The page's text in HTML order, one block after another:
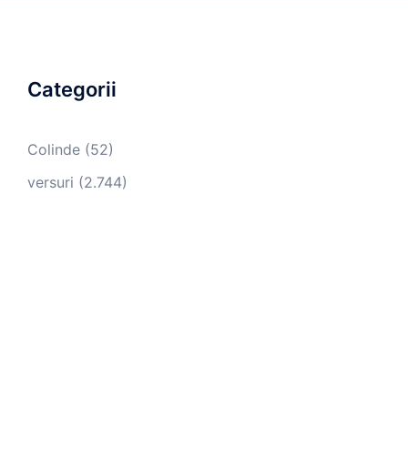
Categorii
Colinde (52)
versuri (2.744)